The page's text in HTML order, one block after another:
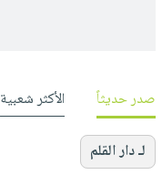
صدر حديثاً الأكثر شعبية
لـ دار القلم